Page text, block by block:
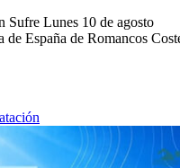
Sufre Lunes 10 de agosto
de España de Romancos